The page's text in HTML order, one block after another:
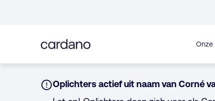
inhoud
Onze
Notice:
Oplichters actief uit naam van Corné